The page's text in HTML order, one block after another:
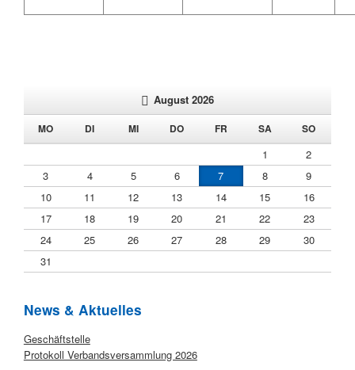
August 2026
MONTAG DIENSTAGMITTWOCH
DONNERSTAG
FREITAG SAMSTAGSONNTAG
1
2
3
4 5 6 7 8
9
10
11 12 13 14 15
16
17
18 19 20 21 22
23
24
25 26 27 28 29
30
31
Startseite
News & Aktuelles
Geschäftstelle
Protokoll Verbandsversammlung 2026